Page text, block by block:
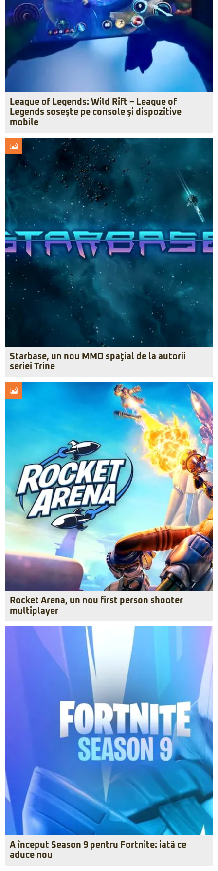
League of Legends: Wild Rift – League of
Legends soseşte pe console şi dispozitive
mobile
Starbase, un nou MMO spaţial de la autorii
seriei Trine
Rocket Arena, un nou first person shooter
multiplayer
A început Season 9 pentru Fortnite: iată ce
aduce nou